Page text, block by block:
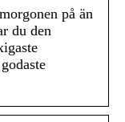
på än
du den